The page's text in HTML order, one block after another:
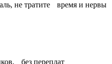
не тратите время и нервы
без переплат